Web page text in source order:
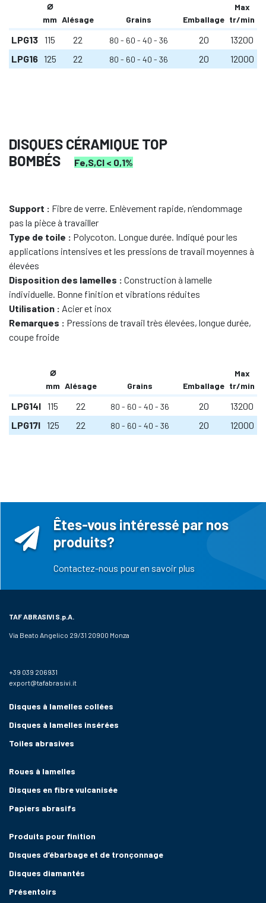
⌀
mm Alésage Grains Emballage
Max
tr/min
LPG13 115 22 80 60 40 36 20
13200
LPG16 125 22 80 60 40 36 20 12000
DISQUES CÉRAMIQUE TOP
BOMBÉS
Fe,S,Cl < 0,1%
Support : Fibre de verre. Enlèvement rapide, n’endommage
pas la pièce à travailler
Type de toile : Polycoton. Longue durée. Indiqué pour les
applications intensives et les pressions de travail moyennes à
élevées
Disposition des lamelles : Construction à lamelle
individuelle. Bonne finition et vibrations réduites
Utilisation : Acier et inox
Remarques : Pressions de travail très élevées, longue durée,
coupe froide
⌀
mm Alésage Grains Emballage
Max
tr/min
LPG14I 115 22 80 60 40 36 20
13200
LPG17I 125 22 80 60 40 36 20 12000
Êtes-vous intéressé par nos
produits?
Contactez-nous pour en savoir plus
TAF ABRASIVI S.p.A.
Via Beato Angelico 29/31 20900 Monza
+39 039 206931
export@tafabrasivi.it
Disques à lamelles collées
Disques à lamelles insérées
Toiles abrasives
Roues à lamelles
Disques en fibre vulcanisée
Papiers abrasifs
Produits pour finition
Disques d’ébarbage et de tronçonnage
Disques diamantés
Présentoirs